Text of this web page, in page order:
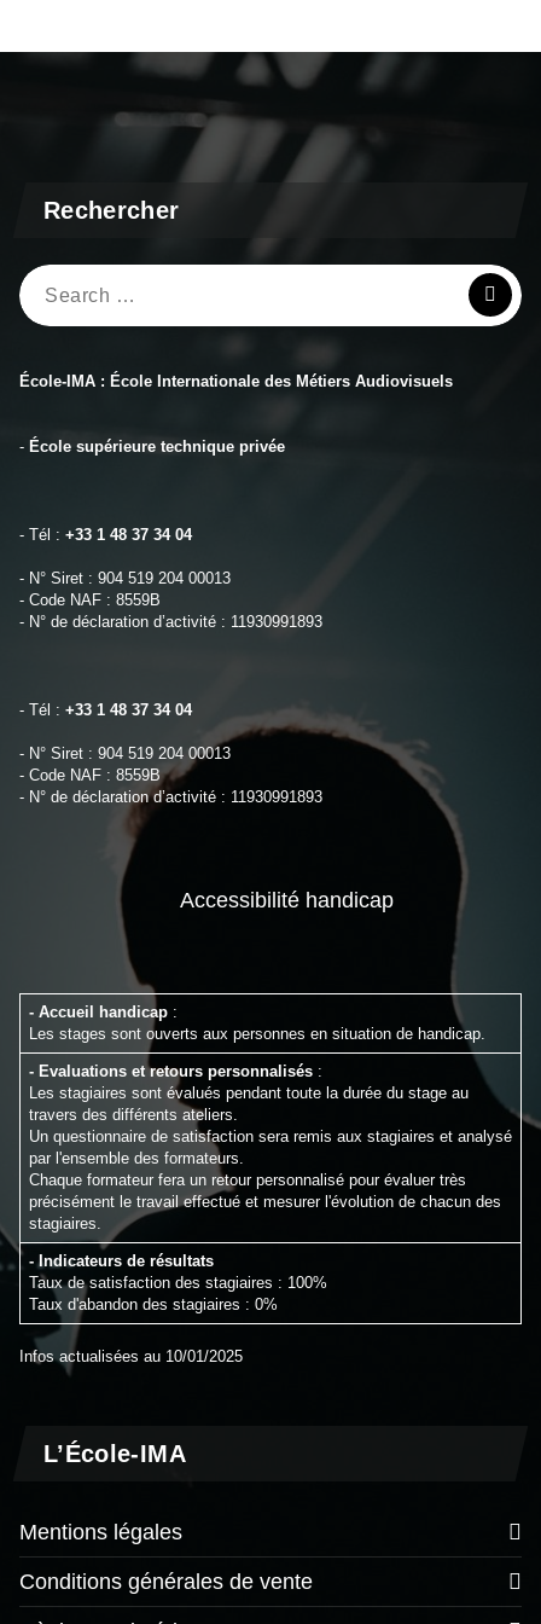
Rechercher
Search
for:
École-IMA : École Internationale des Métiers Audiovisuels
- École supérieure technique privée
- Tél : +33 1 48 37 34 04
- N° Siret : 904 519 204 00013
- Code NAF : 8559B
- N° de déclaration d’activité : 11930991893
- Tél : +33 1 48 37 34 04
- N° Siret : 904 519 204 00013
- Code NAF : 8559B
- N° de déclaration d’activité : 11930991893
Accessibilité handicap
- Accueil handicap:
Les stages sont ouverts aux personnes en situation de handicap.
- Evaluations et retours personnalisés:
Les stagiaires sont évalués pendant toute la durée du stage au
travers des différents ateliers.
Un questionnaire de satisfaction sera remis aux stagiaires et analysé
par l'ensemble des formateurs.
Chaque formateur fera un retour personnalisé pour évaluer très
précisément le travail effectué et mesurer l'évolution de chacun des
stagiaires.
- Indicateurs de résultats
Taux de satisfaction des stagiaires : 100%
Taux d'abandon des stagiaires : 0%
Infos actualisées au 10/01/2025
L’École-IMA
Mentions légales
Conditions générales de vente